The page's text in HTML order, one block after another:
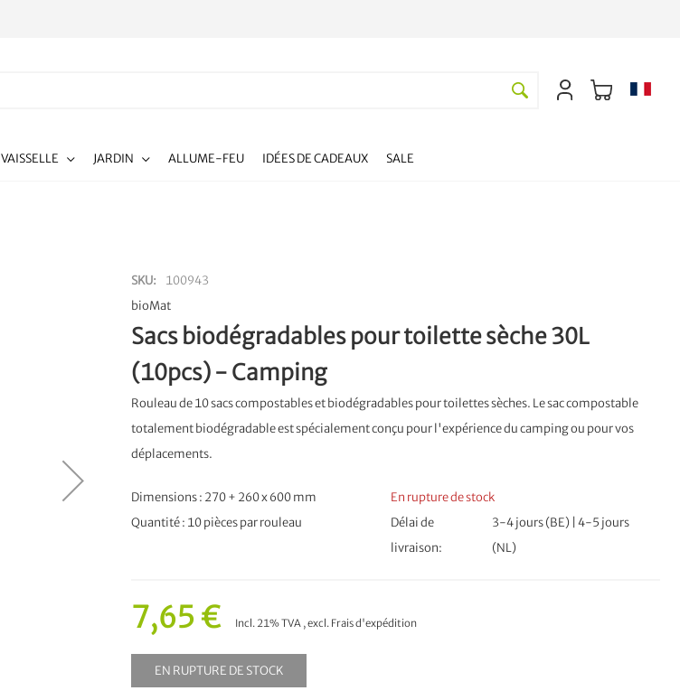
VAISSELLE JARDIN ALLUME-FEU IDÉES DE CADEAUX SALE
SKU
100943
bioMat
Sacs biodégradables pour toilette sèche 30L
(10pcs) - Camping
Rouleau de 10 sacs compostables et biodégradables pour toilettes sèches. Le sac compostable
totalement biodégradable est spécialement conçu pour l'expérience du camping ou pour vos
déplacements.
Dimensions : 270 + 260 x 600 mm
Quantité : 10 pièces par rouleau
En rupture de stock
Délai de
livraison
3-4 jours (BE) | 4-5 jours
(NL)
7,65 € Incl. 21% TVA ,excl. Frais d'expédition
EN RUPTURE DE STOCK